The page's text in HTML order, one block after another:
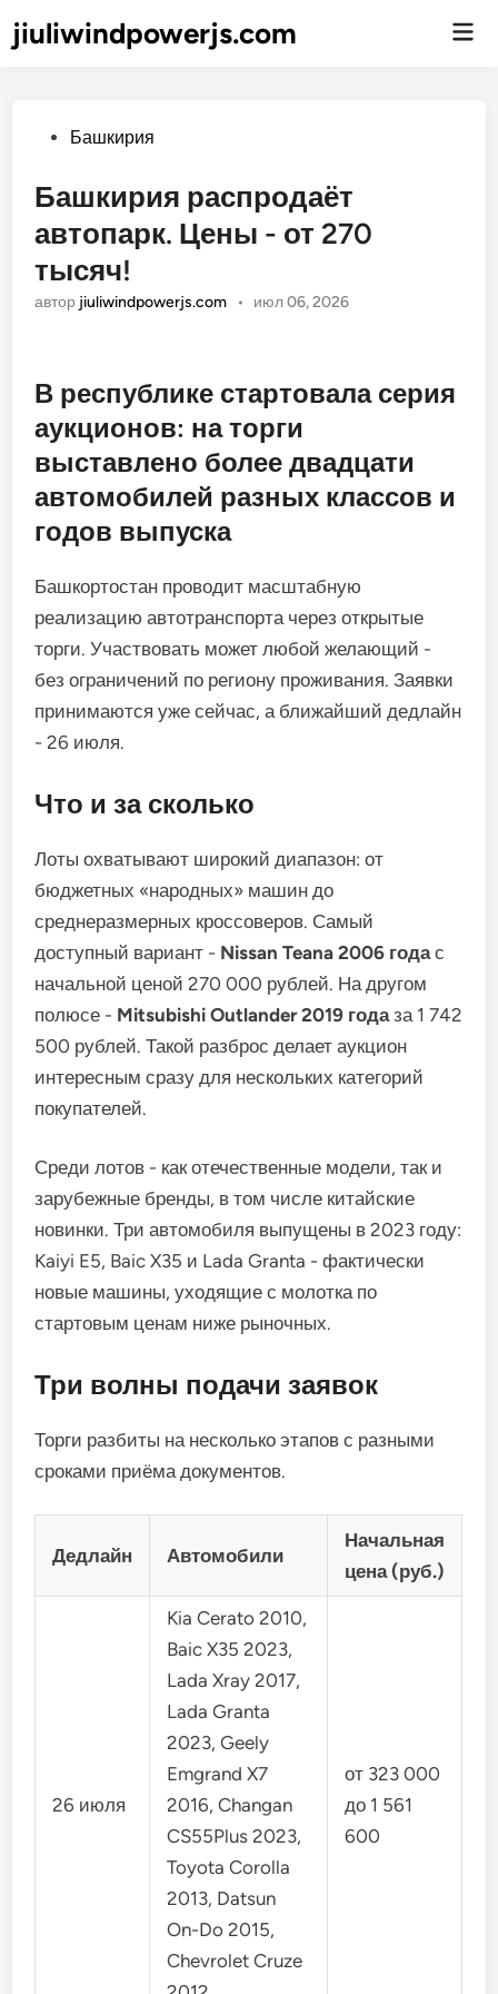
jiuliwindpowerjs.com
Опубликовано
Башкирия
Башкирия распродаёт
автопарк. Цены - от 270
тысяч!
автор jiuliwindpowerjs.com • июл 06, 2026
В республике стартовала серия
аукционов: на торги
выставлено более двадцати
автомобилей разных классов и
годов выпуска
Башкортостан проводит масштабную
реализацию автотранспорта через открытые
торги. Участвовать может любой желающий -
без ограничений по региону проживания. Заявки
принимаются уже сейчас, а ближайший дедлайн
- 26 июля.
Что и за сколько
Лоты охватывают широкий диапазон: от
бюджетных «народных» машин до
среднеразмерных кроссоверов. Самый
доступный вариант - Nissan Teana 2006 годас
начальной ценой 270 000 рублей. На другом
полюсе - Mitsubishi Outlander 2019 годаза 1 742
500 рублей. Такой разброс делает аукцион
интересным сразу для нескольких категорий
покупателей.
Среди лотов - как отечественные модели, так и
зарубежные бренды, в том числе китайские
новинки. Три автомобиля выпущены в 2023 году:
Kaiyi E5, Baic X35 и Lada Granta - фактически
новые машины, уходящие с молотка по
стартовым ценам ниже рыночных.
Три волны подачи заявок
Торги разбиты на несколько этапов с разными
сроками приёма документов.
Дедлайн Автомобили
Начальная
цена (руб.)
26 июля
Kia Cerato 2010,
Baic X35 2023,
Lada Xray 2017,
Lada Granta
2023, Geely
Emgrand X7
2016, Changan
CS55Plus 2023,
Toyota Corolla
2013, Datsun
On-Do 2015,
Chevrolet Cruze
от 323 000
до 1 561
600